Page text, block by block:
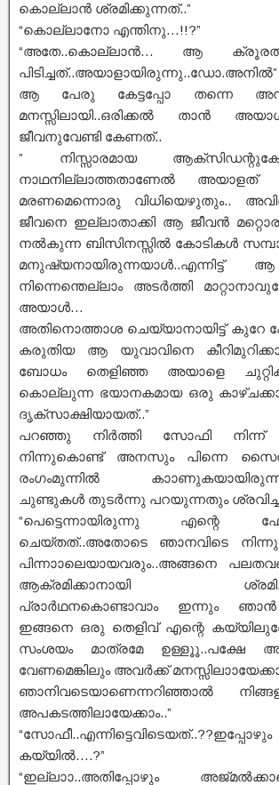
കൊല്ലാൻ ശ്രമിക്കുന്നത്..”
“കൊല്ലാനോ എന്തിനു…!!?”
“അതേ..കൊല്ലാൻ… ആ
പിടിച്ചത്..അയാളായിരുന്നു..ഡോ.അനിൽ”
ആ പേരു കേട്ടപ്പോ തന്നെ
മനസ്സിലായി..ഒരിക്കൽ താൻ
ജീവനുവേണ്ടി കേണത്..
” നിസ്സാരമായ
നാഥനില്ലാത്തതാണേൽ അയാളത്
മരണമെന്നൊരു വിധിയെഴുതും..
ജീവനെ ഇല്ലാതാക്കി ആ ജീവൻ
നൽകുന്ന ബിസിനസ്സിൽ കോടികൾ
മനുഷ്യനായിരുന്നയാൾ..എന്നിട്ട്
നിന്നെന്തെല്ലാം അടർത്തി
അയാൾ…
അതിനൊത്താശ ചെയ്യാനായിട്ട് കുറേ
കരുതിയ ആ യുവാവിനെ
ബോധം തെളിഞ്ഞ അയാളെ
കൊല്ലുന്ന ഭയാനകമായ ഒരു
ദൃക്സാക്ഷിയായത്..”
പറഞ്ഞു നിർത്തി സോഫി നിന്ന്
നിന്നുകൊണ്ട് അനസും പിന്നെ
രംഗംമുന്നിൽ
ചുണ്ടുകൾ തുടർന്നു പറയുന്നതും
“പെട്ടെന്നായിരുന്നു എന്റെ
ചെയ്തത്..അതോടെ ഞാനവിടെ
പിന്നാാലെയായവരും..അങ്ങനെ
ആക്രമിക്കാനായി
പ്രാർഥനകൊണ്ടാവാം ഇന്നും
ഇങ്ങനെ ഒരു തെളിവ് എന്റെ
സംശയം മാത്രമേ ഉള്ളൂൂ..പക്ഷേ
വേണമെങ്കിലും അവർക്ക്
ഞാനിവടെയാണെന്നറിഞ്ഞാൽ
അപകടത്തിലായേക്കാം..”
കയ്യിൽ….?”
“ഇല്ലാാ..അതിപ്പോഴും